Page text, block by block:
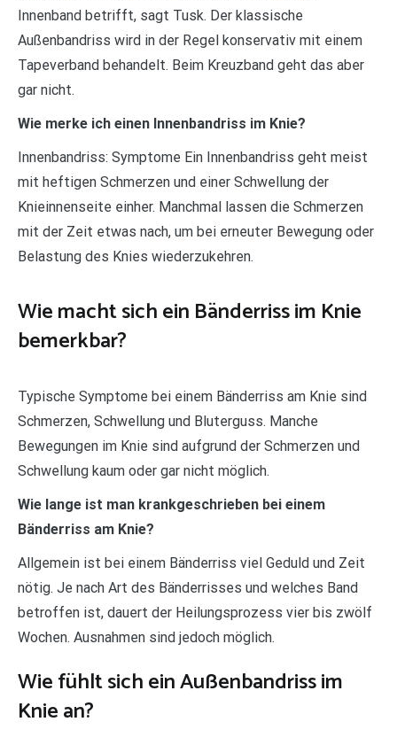
Innenband betrifft, sagt Tusk. Der klassische
Außenbandriss wird in der Regel konservativ mit einem
Tapeverband behandelt. Beim Kreuzband geht das aber
gar nicht.
Wie merke ich einen Innenbandriss im Knie?
Innenbandriss: Symptome Ein Innenbandriss geht meist
mit heftigen Schmerzen und einer Schwellung der
Knieinnenseite einher. Manchmal lassen die Schmerzen
mit der Zeit etwas nach, um bei erneuter Bewegung oder
Belastung des Knies wiederzukehren.
Wie macht sich ein Bänderriss im Knie
bemerkbar?
Typische Symptome bei einem Bänderriss am Knie sind
Schmerzen, Schwellung und Bluterguss. Manche
Bewegungen im Knie sind aufgrund der Schmerzen und
Schwellung kaum oder gar nicht möglich.
Wie lange ist man krankgeschrieben bei einem
Bänderriss am Knie?
Allgemein ist bei einem Bänderriss viel Geduld und Zeit
nötig. Je nach Art des Bänderrisses und welches Band
betroffen ist, dauert der Heilungsprozess vier bis zwölf
Wochen. Ausnahmen sind jedoch möglich.
Wie fühlt sich ein Außenbandriss im
Knie an?